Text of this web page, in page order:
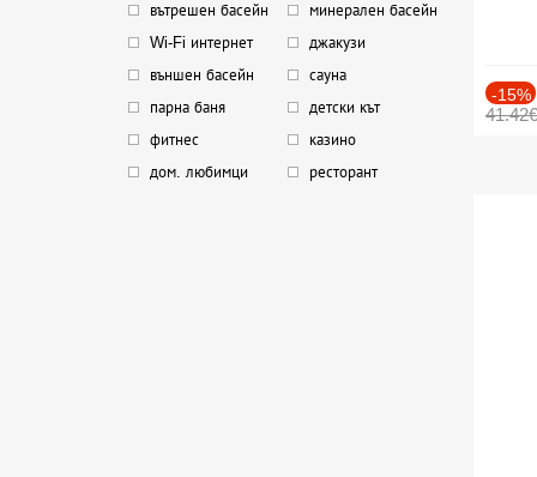
вътрешен басейн
минерален басейн
Wi-Fi интернет
джакузи
външен басейн
сауна
парна баня
детски кът
фитнес
казино
дом. любимци
ресторант
-15%
41.42€